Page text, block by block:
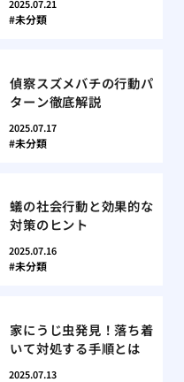
2025.07.21
未分類
偵察スズメバチの行動パ
ターン徹底解説
2025.07.17
未分類
蟻の社会行動と効果的な
対策のヒント
2025.07.16
未分類
家にうじ虫発見！落ち着
いて対処する手順とは
2025.07.13